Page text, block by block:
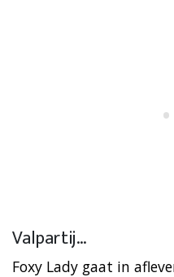
Valpartij…
Foxy Lady gaat in